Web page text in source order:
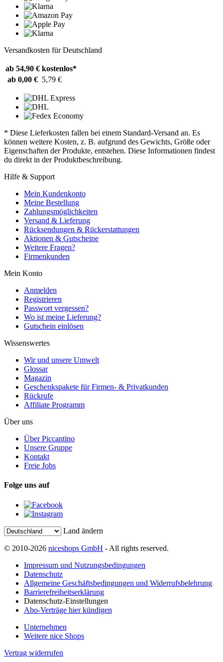
Versandkosten für Deutschland
ab 54,90 € kostenlos*
ab 0,00 € 5,79 €
* Diese Lieferkosten fallen bei einem Standard-Versand an. Es
können weitere Kosten, z. B. aufgrund des Gewichts, Größe oder
Eigenschaften der Produkte, entstehen. Diese Informationen findest
du direkt in der Produktbeschreibung.
Hilfe & Support
Mein Kundenkonto
Meine Bestellung
Zahlungsmöglichkeiten
Versand & Lieferung
Rücksendungen & Rückerstattungen
Aktionen & Gutscheine
Weitere Fragen?
Firmenkunden
Mein Konto
Anmelden
Registrieren
Passwort vergessen?
Wo ist meine Lieferung?
Gutschein einlösen
Wissenswertes
Wir und unsere Umwelt
Glossar
Magazin
Geschenkspakete für Firmen- & Privatkunden
Rückrufe
Affiliate Programm
Über uns
Über Piccantino
Unsere Gruppe
Kontakt
Freie Jobs
Folge uns auf
Land ändern
© 2010-2026 niceshops GmbH - All rights reserved.
Impressum und Nutzungsbedingungen
Datenschutz
Allgemeine Geschäftsbedingungen und Widerrufsbelehrung
Barrierefreiheitserklärung
Datenschutz-Einstellungen
Abo-Verträge hier kündigen
Unternehmen
Weitere nice Shops
Vertrag widerrufen